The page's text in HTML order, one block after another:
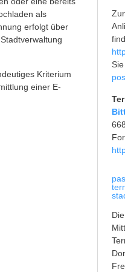
als
erfolgt über
Kriterium
einer E-